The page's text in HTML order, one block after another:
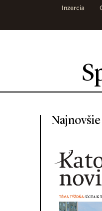
Inzercia